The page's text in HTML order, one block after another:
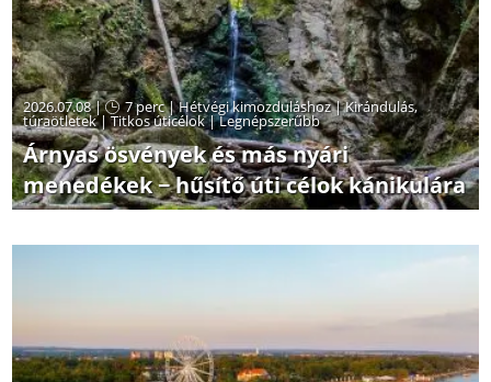
2026.07.08 | 7 perc|Hétvégi kimozduláshoz|Kirándulás,
túraötletek|Titkos úticélok|Legnépszerűbb
Árnyas ösvények és más nyári
menedékek − hűsítő úti célok kánikulára